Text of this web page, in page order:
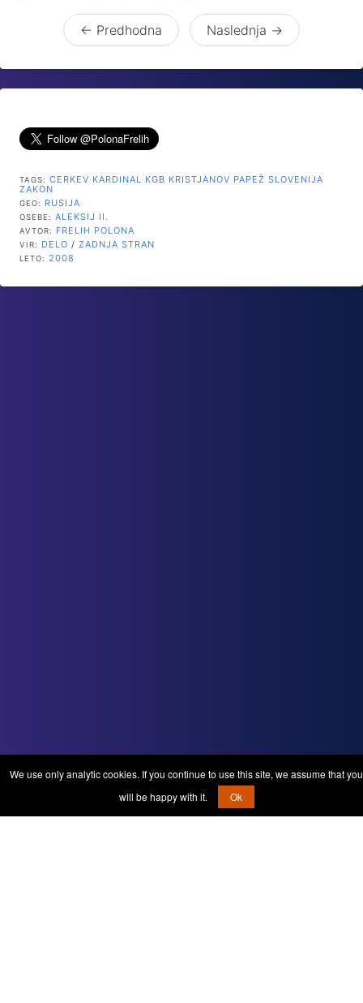
← Predhodna Naslednja →
TAGS: CERKEV KARDINAL KGB KRISTJANOV PAPEŽ SLOVENIJA
ZAKON
GEO: RUSIJA
OSEBE: ALEKSIJ II.
AVTOR: FRELIH POLONA
VIR: DELO / ZADNJA STRAN
LETO: 2008
We use only analytic cookies. If you continue to use this site, we assume that you
will be happy with it.
Ok